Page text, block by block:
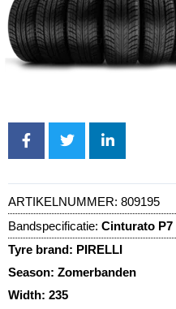
ARTIKELNUMMER: 809195
Bandspecificatie: Cinturato P7
Tyre brand: PIRELLI
Season: Zomerbanden
Width: 235